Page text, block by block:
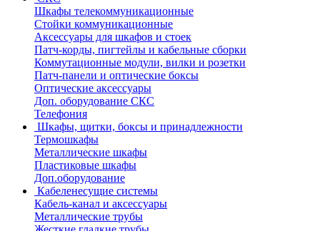
Шкафы телекоммуникационные
Стойки коммуникационные
Аксессуары для шкафов и стоек
Патч-корды, пигтейлы и кабельные сборки
Коммутационные модули, вилки и розетки
Патч-панели и оптические боксы
Оптические аксессуары
Доп. оборудование СКС
Телефония
Шкафы, щитки, боксы и принадлежности
Термошкафы
Металлические шкафы
Пластиковые шкафы
Доп.оборудование
Кабеленесущие системы
Кабель-канал и аксессуары
Металлические трубы